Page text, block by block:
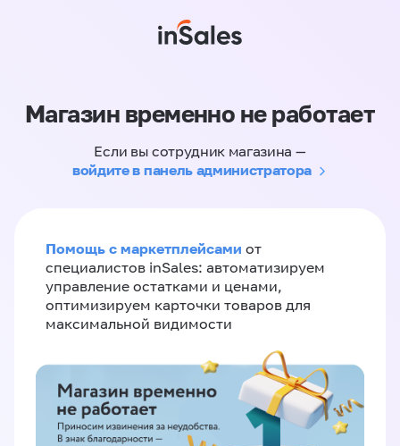
Магазин временно не работает
Если вы сотрудник магазина —
войдите в панель администратора
Помощь с маркетплейсами от
специалистов inSales: автоматизируем
управление остатками и ценами,
оптимизируем карточки товаров для
максимальной видимости